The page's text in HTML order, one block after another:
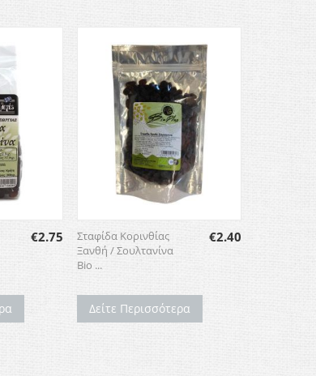
€2.75
Σταφίδα Κορινθίας
Ξανθή / Σουλτανίνα
Bio ...
€2.40
Δείτε Περισσότερα